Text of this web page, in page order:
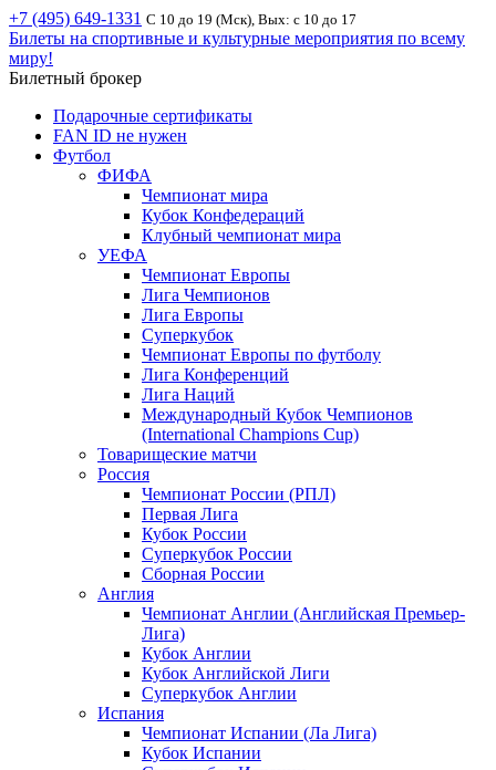
+7 (495) 649-1331 С 10 до 19 (Мск), Вых: с 10 до 17
Билеты на спортивные и культурные мероприятия по всему
миру!
Билетный брокер
Подарочные сертификаты
FAN ID не нужен
Футбол
ФИФА
Чемпионат мира
Кубок Конфедераций
Клубный чемпионат мира
УЕФА
Чемпионат Европы
Лига Чемпионов
Лига Европы
Суперкубок
Чемпионат Европы по футболу
Лига Конференций
Лига Наций
Международный Кубок Чемпионов
(International Champions Cup)
Товарищеские матчи
Россия
Чемпионат России (РПЛ)
Первая Лига
Кубок России
Суперкубок России
Сборная России
Англия
Чемпионат Англии (Английская Премьер-
Лига)
Кубок Англии
Кубок Английской Лиги
Суперкубок Англии
Испания
Чемпионат Испании (Ла Лига)
Кубок Испании